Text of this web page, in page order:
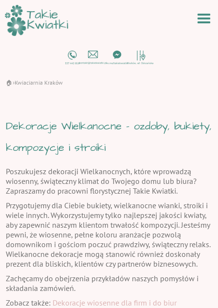
🏠 ›Kwiaciarnia Kraków
Dekoracje Wielkanocne - ozdoby, bukiety,
kompozycje i stroiki
Poszukujesz dekoracji Wielkanocnych, które wprowadzą
wiosenny, świąteczny klimat do Twojego domu lub biura?
Zapraszamy do pracowni florystycznej Takie Kwiatki.
Przygotujemy dla Ciebie bukiety, wielkanocne wianki, stroiki i
wiele innych. Wykorzystujemy tylko najlepszej jakości kwiaty,
aby zapewnić naszym klientom trwałość kompozycji. Jesteśmy
pewni, że wiosenne, pełne koloru aranżacje pozwolą
domownikom i gościom poczuć prawdziwy, świąteczny relaks.
Wielkanocne dekoracje mogą stanowić również doskonały
prezent dla bliskich, klientów czy partnerów biznesowych.
Zachęcamy do obejrzenia przykładów naszych pomysłów i
składania zamówień.
Zobacz także: Dekoracje wiosenne dla firm i do biur